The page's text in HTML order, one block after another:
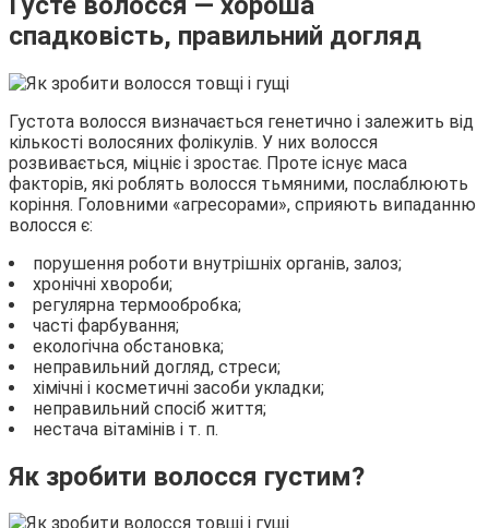
спадковість, правильний догляд
Густота волосся визначається генетично і залежить від
кількості волосяних фолікулів. У них волосся
розвивається, міцніє і зростає. Проте існує маса
факторів, які роблять волосся тьмяними, послаблюють
коріння. Головними «агресорами», сприяють випаданню
волосся є:
порушення роботи внутрішніх органів, залоз;
хронічні хвороби;
регулярна термообробка;
часті фарбування;
екологічна обстановка;
неправильний догляд, стреси;
хімічні і косметичні засоби укладки;
неправильний спосіб життя;
нестача вітамінів і т. п.
Як зробити волосся густим?